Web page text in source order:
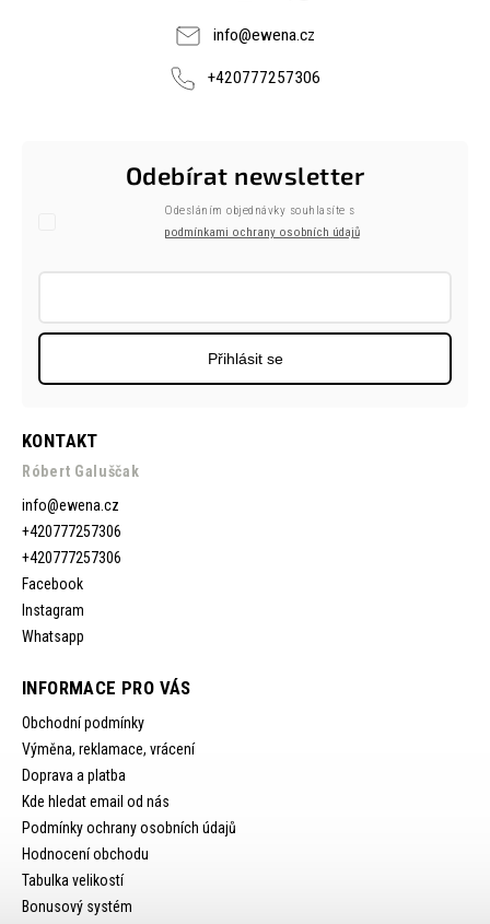
info@ewena.cz
+420777257306
KONTAKT
Róbert Galuščak
info@ewena.cz
+420777257306
+420777257306
Facebook
Instagram
Whatsapp
INFORMACE PRO VÁS
Obchodní podmínky
Výměna, reklamace, vrácení
Doprava a platba
Kde hledat email od nás
Podmínky ochrany osobních údajů
Hodnocení obchodu
Tabulka velikostí
Bonusový systém
Odebírat newsletter
Odesláním objednávky souhlasíte s
podmínkami ochrany osobních údajů
Přihlásit se